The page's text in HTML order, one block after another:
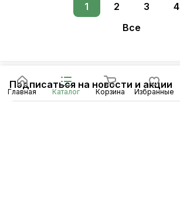
1 2 3
4
Все
Главная Каталог Корзина Избранные
Подписаться на новости и акции